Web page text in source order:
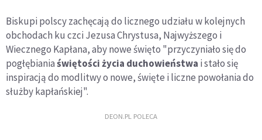
Biskupi polscy zachęcają do licznego udziału w kolejnych
obchodach ku czci Jezusa Chrystusa, Najwyższego i
Wiecznego Kapłana, aby nowe święto "przyczyniało się do
pogłębianiaświętości życia duchowieństwa i stało się
inspiracją do modlitwy o nowe, święte i liczne powołania do
służby kapłańskiej".
DEON.PL POLECA